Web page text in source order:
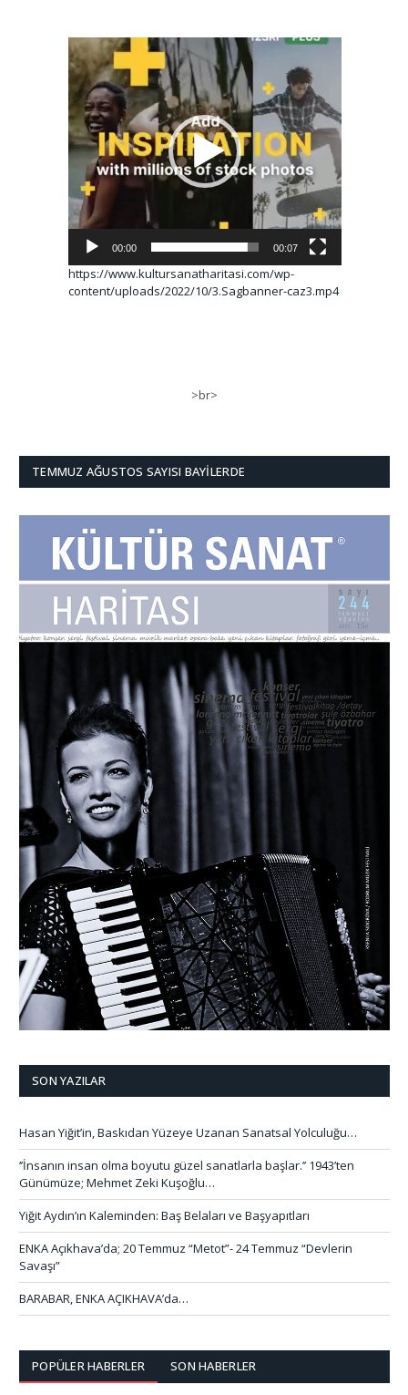
Video
oynatıcı
00:00 00:07
https://www.kultursanatharitasi.com/wp-
content/uploads/2022/10/3.Sagbanner-caz3.mp4
>br>
TEMMUZ AĞUSTOS SAYISI BAYILERDE
SON YAZILAR
Hasan Yiğit’in, Baskıdan Yüzeye Uzanan Sanatsal Yolculuğu…
‘’İnsanın insan olma boyutu güzel sanatlarla başlar.’’ 1943’ten
Günümüze; Mehmet Zeki Kuşoğlu…
Yiğit Aydın’ın Kaleminden: Baş Belaları ve Başyapıtları
ENKA Açıkhava’da; 20 Temmuz “Metot”- 24 Temmuz “Devlerin
Savaşı”
BARABAR, ENKA AÇIKHAVA’da…
POPÜLER HABERLER SON HABERLER